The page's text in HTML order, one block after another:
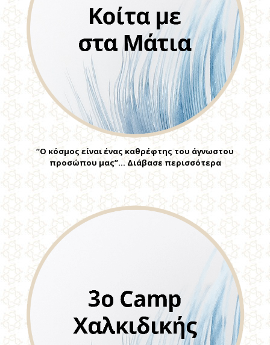
“Ο κόσμος είναι ένας καθρέφτης του άγνωστου
προσώπου μας”… Διάβασε περισσότερα